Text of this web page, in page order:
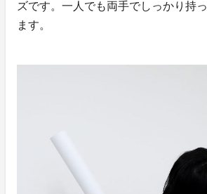
ズです。一人でも両手でしっかり持
ます。